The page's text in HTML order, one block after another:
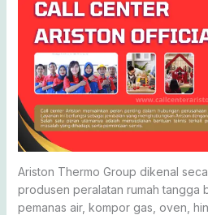
Ariston Thermo Group dikenal
produsen peralatan rumah tangga
pemanas air, kompor gas, oven,